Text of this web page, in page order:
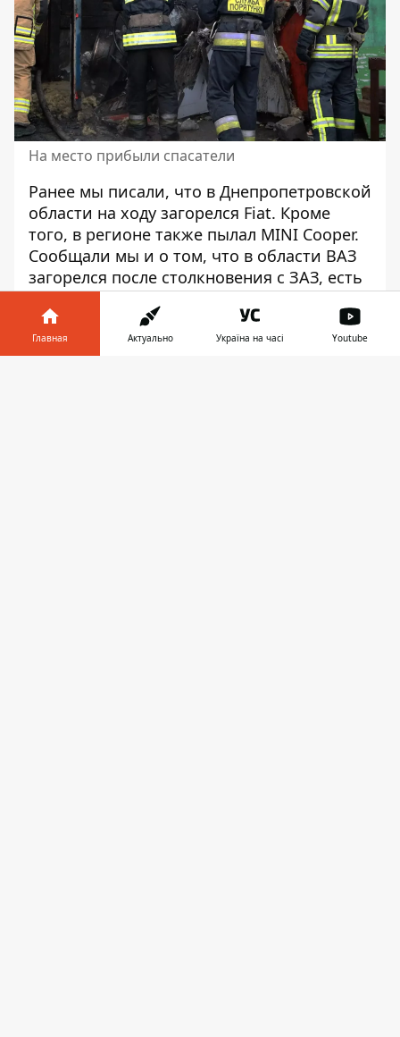
На место прибыли спасатели
Ранее мы писали, что в Днепропетровской
области на ходу загорелся Fiat. Кроме
того, в регионе также пылал MINI Cooper.
Сообщали мы и о том, что в области ВАЗ
загорелся после столкновения с ЗАЗ, есть
пострадавшие.
Главная Актуально Україна на часі Youtube